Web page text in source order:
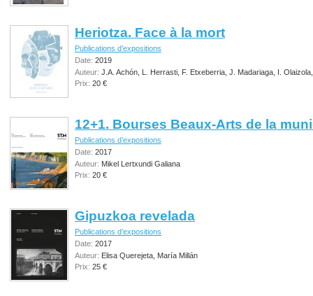
Heriotza. Face à la mort
Publications d’expositions
Date: 2019
Auteur: J.A. Achón, L. Herrasti, F. Etxeberria, J. Madariaga, I.
Prix: 20 €
12+1. Bourses Beaux-Arts de la
Publications d’expositions
Date: 2017
Auteur: Mikel Lertxundi Galiana
Prix: 20 €
Gipuzkoa revelada
Publications d’expositions
Date: 2017
Auteur: Elisa Querejeta, María Millán
Prix: 25 €